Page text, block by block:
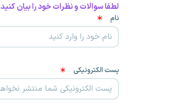
لطفا سوالات و نظرات خود را بیان کنید
نام
پست الکترونیکی